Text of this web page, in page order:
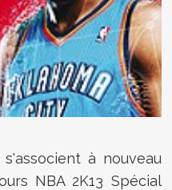
s'associent à nouveau
NBA 2K13 Spécial